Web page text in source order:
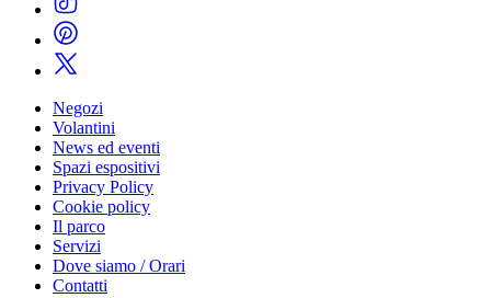
Negozi
Volantini
News ed eventi
Spazi espositivi
Privacy Policy
Cookie policy
Il parco
Servizi
Dove siamo / Orari
Contatti